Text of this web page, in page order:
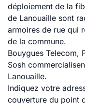
déploiement de la
de Lanouaille sont
armoires de rue qui
de la commune.
Bouygues Telecom,
Sosh
Lanouaille.
Indiquez votre
couverture du point